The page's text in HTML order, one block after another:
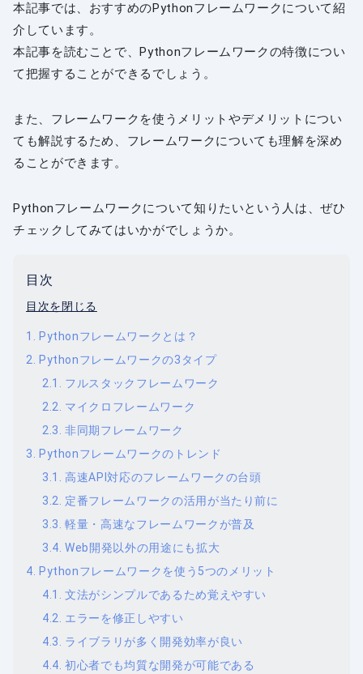
本記事では、おすすめのPythonフレームワークについて紹
介しています。
本記事を読むことで、Pythonフレームワークの特徴につい
て把握することができるでしょう。
また、フレームワークを使うメリットやデメリットについ
ても解説するため、フレームワークについても理解を深め
ることができます。
Pythonフレームワークについて知りたいという人は、ぜひ
チェックしてみてはいかがでしょうか。
目次
目次を閉じる
Pythonフレームワークとは？
Pythonフレームワークの3タイプ
フルスタックフレームワーク
マイクロフレームワーク
非同期フレームワーク
Pythonフレームワークのトレンド
高速API対応のフレームワークの台頭
定番フレームワークの活用が当たり前に
軽量・高速なフレームワークが普及
Web開発以外の用途にも拡大
Pythonフレームワークを使う5つのメリット
文法がシンプルであるため覚えやすい
エラーを修正しやすい
ライブラリが多く開発効率が良い
初心者でも均質な開発が可能である